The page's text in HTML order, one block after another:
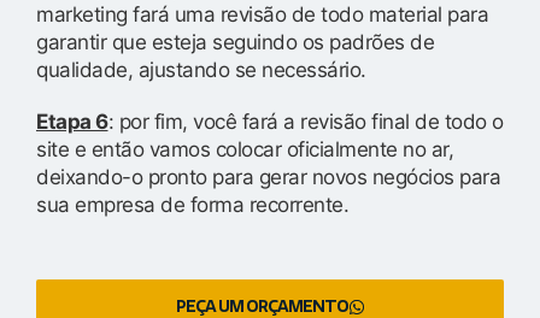
marketing fará uma revisão de todo material para
garantir que esteja seguindo os padrões de
qualidade, ajustando se necessário.
Etapa 6: por fim, você fará a revisão final de todo o
site e então vamos colocar oficialmente no ar,
deixando-o pronto para gerar novos negócios para
sua empresa de forma recorrente.
PEÇA UM ORÇAMENTO